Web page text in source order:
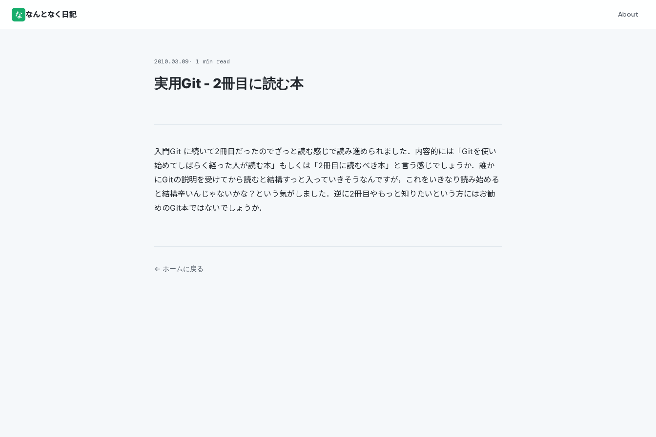
な なんとなく日記 About
2010.03.09 1 min read
実用Git - 2冊目に読む本
入門Git に続いて2冊目だったのでざっと読む感じで読み進められました．内容的には「Gitを使い
始めてしばらく経った人が読む本」もしくは「2冊目に読むべき本」と言う感じでしょうか．誰か
にGitの説明を受けてから読むと結構すっと入っていきそうなんですが，これをいきなり読み始める
と結構辛いんじゃないかな？という気がしました．逆に2冊目やもっと知りたいという方にはお勧
めのGit本ではないでしょうか．
← ホームに戻る